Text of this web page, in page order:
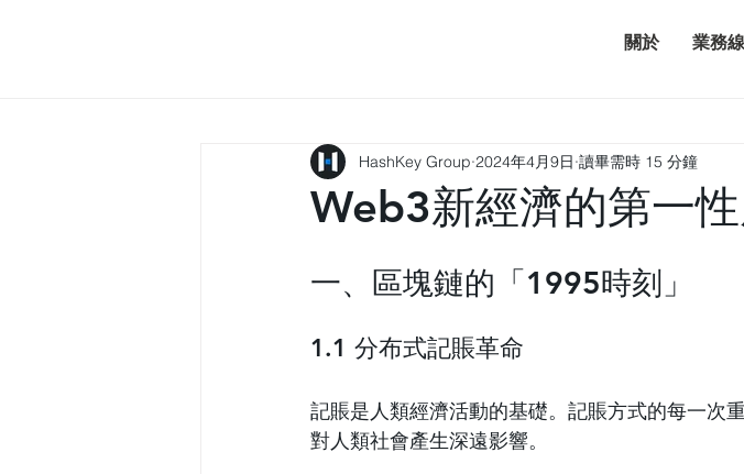
關於 業務線
Web3新經濟的第一
HashKey Group 2024年4月9日 讀畢需時 15 分鐘
一、區塊鏈的 「1995時刻 」
1.1 分布式記賬革命
記賬是人類經濟活動的基礎。記賬方式的每一次
對人類社會產生深遠影響。